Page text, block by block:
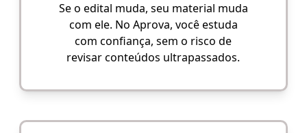
Se o edital muda, seu material muda
com ele. No Aprova, você estuda
com confiança, sem o risco de
revisar conteúdos ultrapassados.